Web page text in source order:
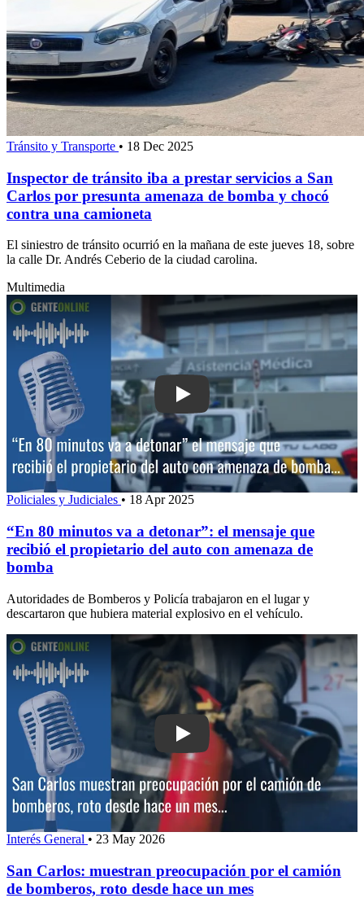
Tránsito y Transporte • 18 Dec 2025
Inspector de tránsito iba a prestar servicios a San
Carlos por presunta amenaza de bomba y chocó
contra una camioneta
El siniestro de tránsito ocurrió en la mañana de este jueves 18, sobre
la calle Dr. Andrés Ceberio de la ciudad carolina.
Multimedia
Play: “En 80 minutos va a detonar”:
Policiales y Judiciales • 18 Apr 2025
“En 80 minutos va a detonar”: el mensaje que
recibió el propietario del auto con amenaza de
bomba
Autoridades de Bomberos y Policía trabajaron en el lugar y
descartaron que hubiera material explosivo en el vehículo.
Play: San Carlos: muestran
Interés General • 23 May 2026
San Carlos: muestran preocupación por el camión
de bomberos, roto desde hace un mes